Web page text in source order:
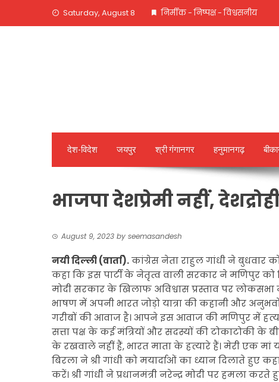
Saturday, August 8 निर्मीक - निष्पक्ष - विश्वसनीय
देश-विदेश जयपुर श्री गंगानगर हनुमानगढ़
भाजपा देशप्रेमी नहीं,
August 9, 2023 by seemasandesh
नयी दिल्ली (वार्ता).कांग्रेस नेता राहुल गांधी ने बुधवार
कहा कि इस पार्टी के नेतृत्व वाली सरकार ने मणिपुर को
मोदी सरकार के खिलाफ अविश्वास प्रस्ताव पर
भाषण में अपनी भारत जोड़ो यात्रा की कहानी और
गरीबों की आवाज है। आपने इस आवाज की मणिपुर में
सत्ता पक्ष के कई मंत्रियों और सदस्यों की टोकाटोकी के
के रखवाले नहीं हैं, भारत माता के हत्यारे हैं। मेरी एक मां
बिरला ने श्री गांधी को मयार्दाओं का ध्यान दिलाते हुए
करें। श्री गांधी ने प्रधानमंत्री नरेन्द्र मोदी पर हमला